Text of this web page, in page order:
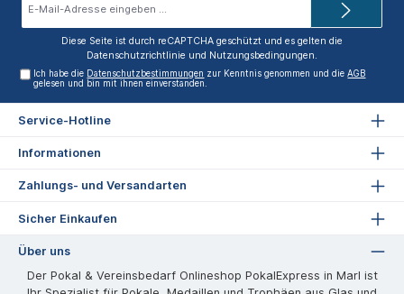
Diese Seite ist durch reCAPTCHA geschützt und es gelten die
Datenschutzrichtlinie und Nutzungsbedingungen.
Ich habe die Datenschutzbestimmungen zur Kenntnis genommen und dieAGB
gelesen und bin mit ihnen einverstanden.
Service-Hotline
Informationen
Zahlungs- und Versandarten
Sicher Einkaufen
Über uns
Der Pokal & Vereinsbedarf Onlineshop PokalExpress in Marl ist